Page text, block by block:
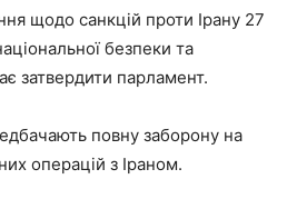
щодо санкцій проти Ірану 27
безпеки та
затвердити парламент.
повну заборону на
операцій з Іраном.